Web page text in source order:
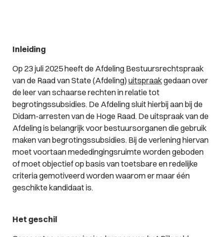
Inleiding
Op 23 juli 2025 heeft de Afdeling Bestuursrechtspraak
van de Raad van State (Afdeling)uitspraakgedaan over
de leer van schaarse rechten in relatie tot
begrotingssubsidies. De Afdeling sluit hierbij aan bij de
Didam-arresten van de Hoge Raad. De uitspraak van de
Afdeling is belangrijk voor bestuursorganen die gebruik
maken van begrotingssubsidies. Bij de verlening hiervan
moet voortaan mededingingsruimte worden geboden
of moet objectief op basis van toetsbare en redelijke
criteria gemotiveerd worden waarom er maar één
geschikte kandidaat is.
Het geschil